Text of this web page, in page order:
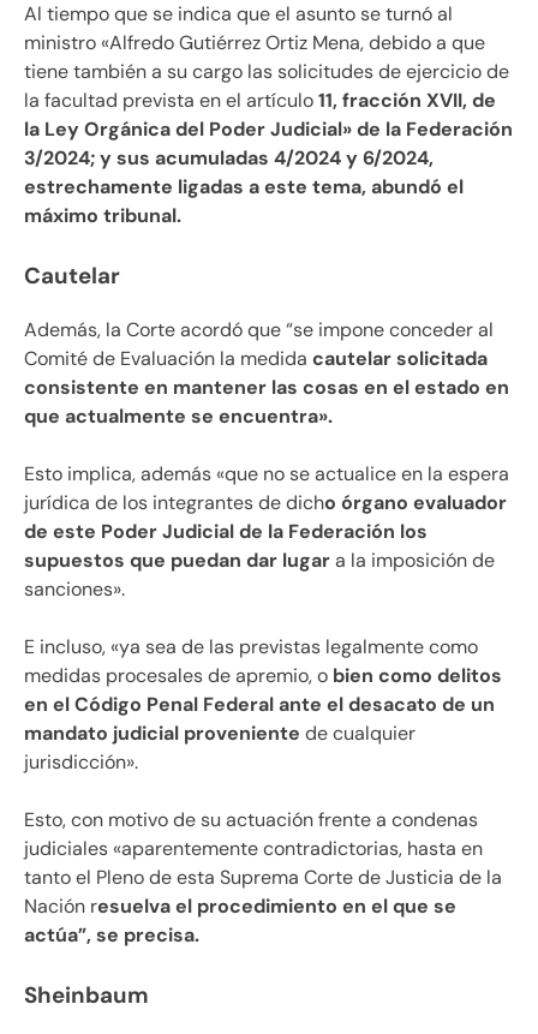
Al tiempo que se indica que el asunto se turnó al
ministro «Alfredo Gutiérrez Ortiz Mena, debido a que
tiene también a su cargo las solicitudes de ejercicio de
la facultad prevista en el artículo11, fracción XVII, de
la Ley Orgánica del Poder Judicial» de la Federación
3/2024; y sus acumuladas 4/2024 y 6/2024,
estrechamente ligadas a este tema, abundó el
máximo tribunal.
Cautelar
Además, la Corte acordó que “se impone conceder al
Comité de Evaluación la medida cautelar solicitada
consistente en mantener las cosas en el estado en
que actualmente se encuentra».
Esto implica, además «que no se actualice en la espera
jurídica de los integrantes de dicho órgano evaluador
de este Poder Judicial de la Federación los
supuestos que puedan dar lugara la imposición de
sanciones».
E incluso, «ya sea de las previstas legalmente como
medidas procesales de apremio, o bien como delitos
en el Código Penal Federal ante el desacato de un
mandato judicial proveniente de cualquier
jurisdicción».
Esto, con motivo de su actuación frente a condenas
judiciales «aparentemente contradictorias, hasta en
tanto el Pleno de esta Suprema Corte de Justicia de la
Nación resuelva el procedimiento en el que se
actúa”, se precisa.
Sheinbaum